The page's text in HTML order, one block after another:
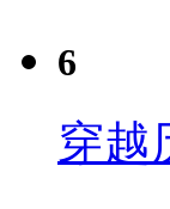
6
穿越